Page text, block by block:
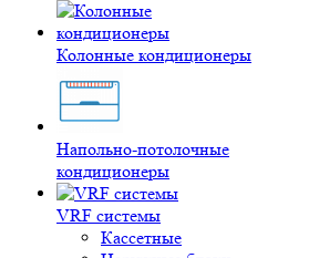
Колонные кондиционеры
Напольно-потолочные
кондиционеры
VRF системы
Кассетные